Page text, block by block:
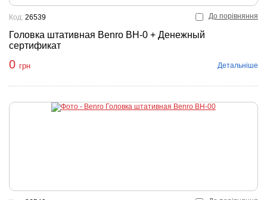
До порівняння
Головка штативная Benro BH-0 + Денежный
сертификат
Код: 26539
0 грн Детальніше